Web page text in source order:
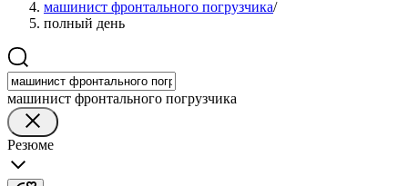
машинист фронтального погрузчика/
полный день
машинист фронтального погрузчика
Резюме